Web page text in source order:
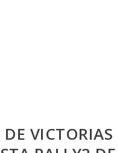
VICTORIAS